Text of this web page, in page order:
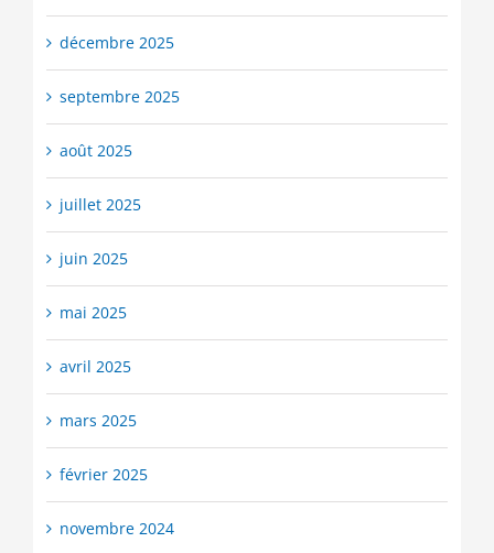
décembre 2025
septembre 2025
août 2025
juillet 2025
juin 2025
mai 2025
avril 2025
mars 2025
février 2025
novembre 2024